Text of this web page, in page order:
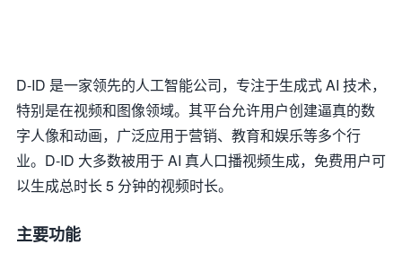
D-ID 是一家领先的人工智能公司，专注于生成式 AI 技术，
特别是在视频和图像领域。其平台允许用户创建逼真的数
字人像和动画，广泛应用于营销、教育和娱乐等多个行
业。D-ID 大多数被用于 AI 真人口播视频生成，免费用户可
以生成总时长 5 分钟的视频时长。
主要功能